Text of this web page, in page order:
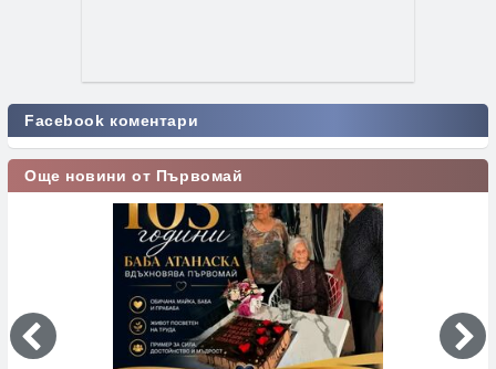
Facebook коментари
Още новини от Първомай